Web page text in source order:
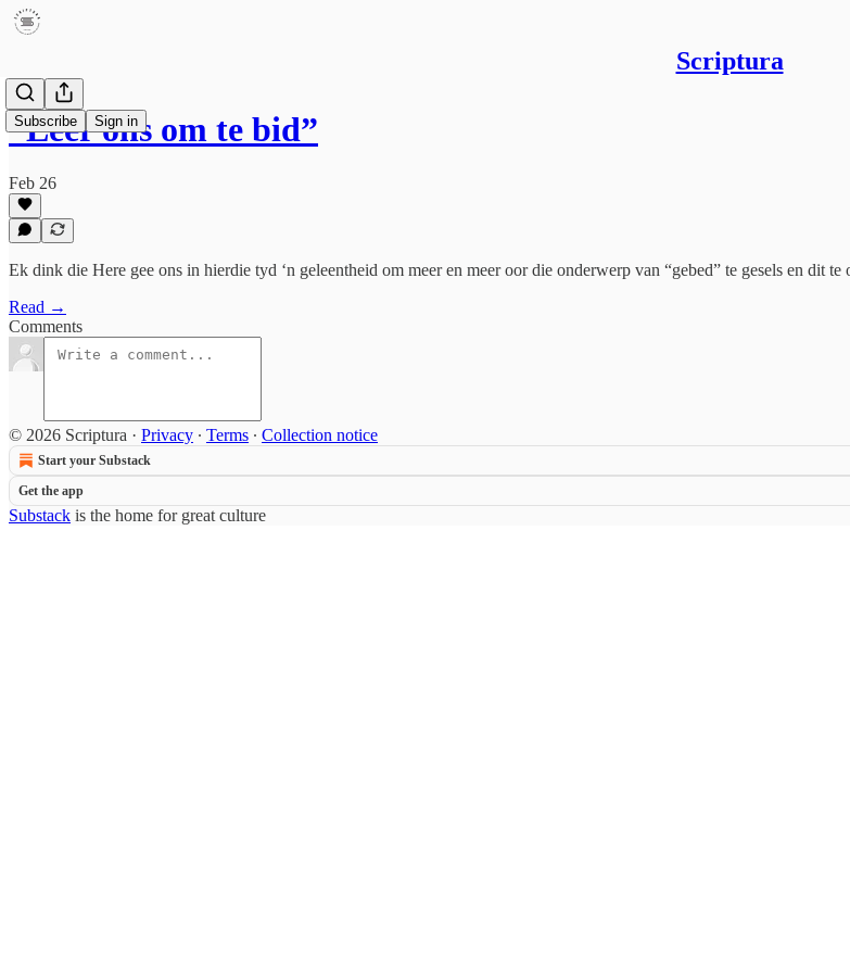
Scriptura
Subscribe Sign in
“Leer ons om te bid”
Feb 26
Ek dink die Here gee ons in hierdie tyd ‘n geleentheid om meer en meer oor die onderwerp van “gebed” te gesels en dit te
Read →
Comments
© 2026 Scriptura · Privacy ∙ Terms ∙ Collection notice
Start your Substack
Get the app
Substack is the home for great culture